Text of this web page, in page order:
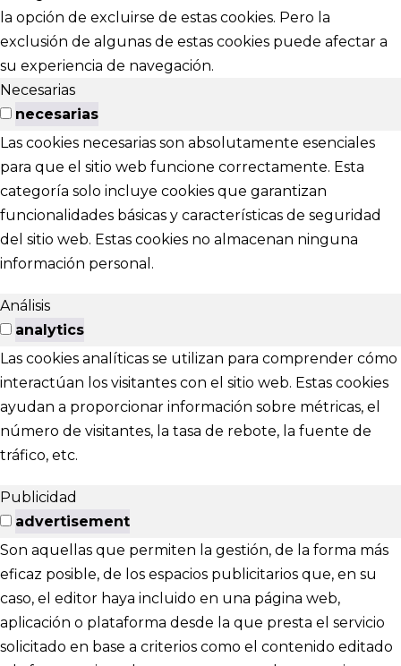
la opción de excluirse de estas cookies. Pero la
exclusión de algunas de estas cookies puede afectar a
su experiencia de navegación.
Necesarias
necesarias
Las cookies necesarias son absolutamente esenciales
para que el sitio web funcione correctamente. Esta
categoría solo incluye cookies que garantizan
funcionalidades básicas y características de seguridad
del sitio web. Estas cookies no almacenan ninguna
información personal.
Análisis
analytics
Las cookies analíticas se utilizan para comprender cómo
interactúan los visitantes con el sitio web. Estas cookies
ayudan a proporcionar información sobre métricas, el
número de visitantes, la tasa de rebote, la fuente de
tráfico, etc.
Publicidad
advertisement
Son aquellas que permiten la gestión, de la forma más
eficaz posible, de los espacios publicitarios que, en su
caso, el editor haya incluido en una página web,
aplicación o plataforma desde la que presta el servicio
solicitado en base a criterios como el contenido editado